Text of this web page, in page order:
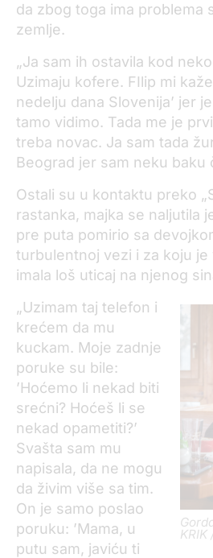
da zbog toga ima problema
zemlje.
„Ja sam ih ostavila kod
Uzimaju kofere. FIlip mi
nedelju dana Slovenija’ jer
tamo vidimo. Tada me je
treba novac. Ja sam tada
Beograd jer sam neku baku
Ostali su u kontaktu preko
rastanka, majka se naljutila
pre puta pomirio sa
turbulentnoj vezi i za koju je
imala loš uticaj na njenog
„Uzimam taj telefon i
krećem da mu
kuckam. Moje zadnje
poruke su bile:
’Hoćemo li nekad biti
srećni? Hoćeš li se
nekad opametiti?’
Svašta sam mu
napisala, da ne mogu
da živim više sa tim.
On je samo poslao
poruku: ’Mama, u
putu sam, javiću ti